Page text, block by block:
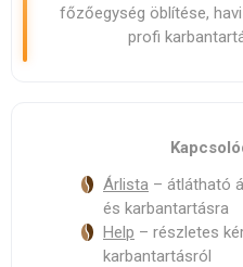
főzőegység öblítése,
profi
Árlista – átlátható
és karbantartásra
Help – részletes
karbantartásról